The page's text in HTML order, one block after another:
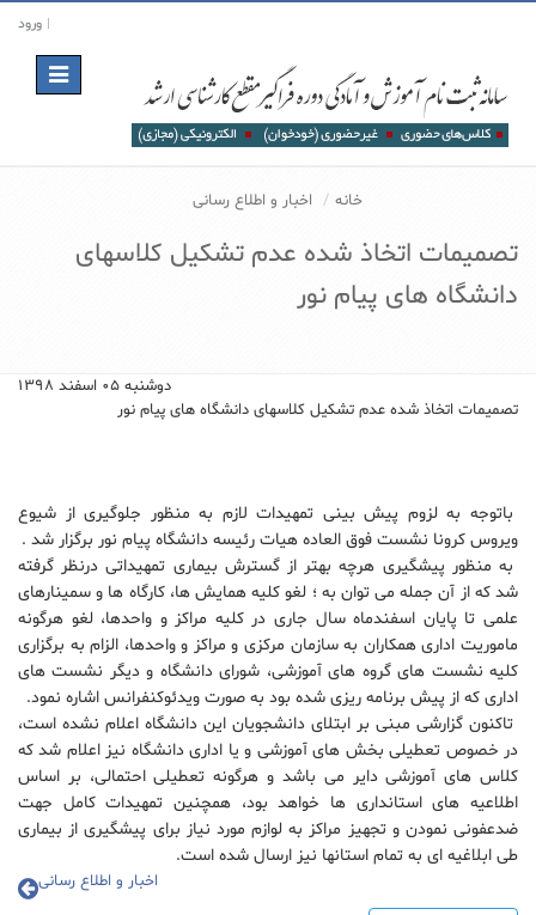
ورود
Toggle
navigation
خانه اخبار و اطلاع رسانی
تصمیمات اتخاذ شده عدم تشکیل کلاسهای
دانشگاه های پیام نور
دوشنبه ۰۵ اسفند ۱۳۹۸
تصمیمات اتخاذ شده عدم تشکیل کلاسهای دانشگاه های پیام نور
باتوجه به لزوم پیش بینی تمهیدات لازم به منظور جلوگیری از شیوع
ویروس کرونا نشست فوق العاده هیات رئیسه دانشگاه پیام نور برگزار شد .
به منظور پیشگیری هرچه بهتر از گسترش بیماری تمهیداتی درنظر گرفته
شد که از آن جمله می توان به ؛ لغو کلیه همایش ها، کارگاه ها و سمینارهای
علمی تا پایان اسفندماه سال جاری در کلیه مراکز و واحدها، لغو هرگونه
ماموریت اداری همکاران به سازمان مرکزی و مراکز و واحدها، الزام به برگزاری
کلیه نشست های گروه های آموزشی، شورای دانشگاه و دیگر نشست های
اداری که از پیش برنامه ریزی شده بود به صورت ویدئوکنفرانس اشاره نمود.
تاکنون گزارشی مبنی بر ابتلای دانشجویان این دانشگاه اعلام نشده است،
در خصوص تعطیلی بخش های آموزشی و یا اداری دانشگاه نیز اعلام شد که
کلاس های آموزشی دایر می باشد و هرگونه تعطیلی احتمالی، بر اساس
اطلاعیه های استانداری ها خواهد بود، همچنین تمهیدات کامل جهت
ضدعفونی نمودن و تجهیز مراکز به لوازم مورد نیاز برای پیشگیری از بیماری
طی ابلاغیه ای به تمام استانها نیز ارسال شده است.
اخبار و اطلاع رسانی